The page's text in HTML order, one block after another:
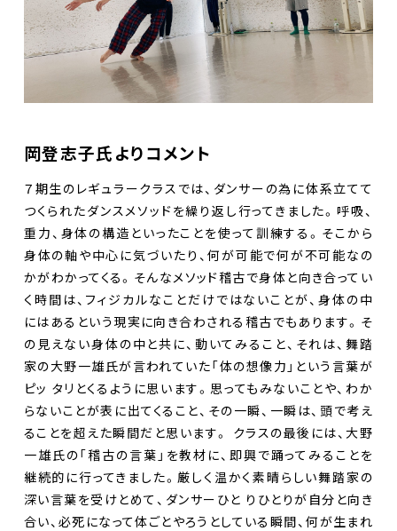
岡登志子氏よりコメント
７期生のレギュラークラスでは、ダンサーの為に体系立てて
つくられたダンスメソッドを繰り返し行ってきました。呼吸、
重力、身体の構造といったことを使って訓練する。そこから
身体の軸や中心に気づいたり、何が可能で何が不可能なの
かがわかってくる。そんなメソッド稽古で身体と向き合ってい
く時間は、フィジカルなことだけではないことが、身体の中
にはあるという現実に向き合わされる稽古でもあります。そ
の見えない身体の中と共に、動いてみること、それは、舞踏
家の大野一雄氏が言われていた「体の想像力」という言葉が
ピッ タリとくるように思います。思ってもみないことや、わか
らないことが表に出てくること、その一瞬、一瞬は、頭で考え
ることを超えた瞬間だと思います。 クラスの最後には、大野
一雄氏の「稽古の言葉」を教材に、即興で踊ってみることを
継続的に行ってきました。厳しく温かく素晴らしい舞踏家の
深い言葉を受けとめて、ダンサーひと りひとりが自分と向き
合い、必死になって体ごとやろうとしている瞬間、何が生まれ